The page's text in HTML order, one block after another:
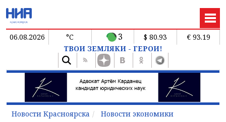
06.08.2026 °C 3 $ 80.93
€ 93.19
ТВОИ ЗЕМЛЯКИ - ГЕРОИ!
Новости Красноярска Новости экономики